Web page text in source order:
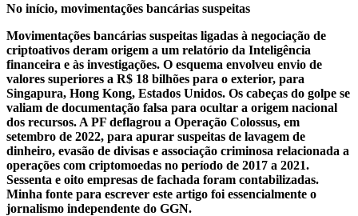
No início, movimentações bancárias suspeitas
Movimentações bancárias suspeitas ligadas à negociação de
criptoativos deram origem a um relatório da Inteligência
financeira e às investigações. O esquema envolveu envio de
valores superiores a R$ 18 bilhões para o exterior, para
Singapura, Hong Kong, Estados Unidos. Os cabeças do golpe se
valiam de documentação falsa para ocultar a origem nacional
dos recursos. A PF deflagrou a Operação Colossus, em
setembro de 2022, para apurar suspeitas de lavagem de
dinheiro, evasão de divisas e associação criminosa relacionada a
operações com criptomoedas no período de 2017 a 2021.
Sessenta e oito empresas de fachada foram contabilizadas.
Minha fonte para escrever este artigo foi essencialmente o
jornalismo independente do GGN.